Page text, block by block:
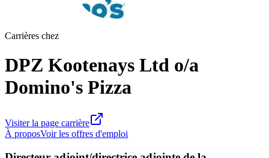
Carrières chez
DPZ Kootenays Ltd o/a
Domino's Pizza
Visiter la page carrière
À proposVoir les offres d'emploi